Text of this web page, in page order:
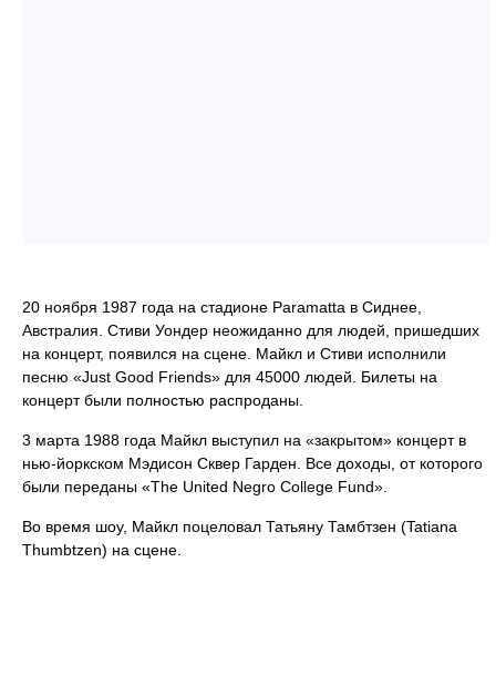
20 ноября 1987 года на стадионе Paramatta в Сиднее,
Австралия. Стиви Уондер неожиданно для людей, пришедших
на концерт, появился на сцене. Майкл и Стиви исполнили
песню «Just Good Friends» для 45000 людей. Билеты на
концерт были полностью распроданы.
3 марта 1988 года Майкл выступил на «закрытом» концерт в
нью-йоркском Мэдисон Сквер Гарден. Все доходы, от которого
были переданы «The United Negro College Fund».
Во время шоу, Майкл поцеловал Татьяну Тамбтзен (Tatiana
Thumbtzen) на сцене.